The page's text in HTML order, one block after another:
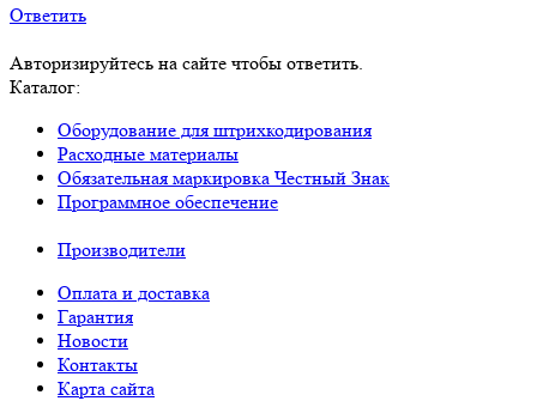
Ответить
Авторизируйтесь на сайте чтобы ответить.
Каталог:
Оборудование для штрихкодирования
Расходные материалы
Обязательная маркировка Честный Знак
Программное обеспечение
Производители
Оплата и доставка
Гарантия
Новости
Контакты
Карта сайта